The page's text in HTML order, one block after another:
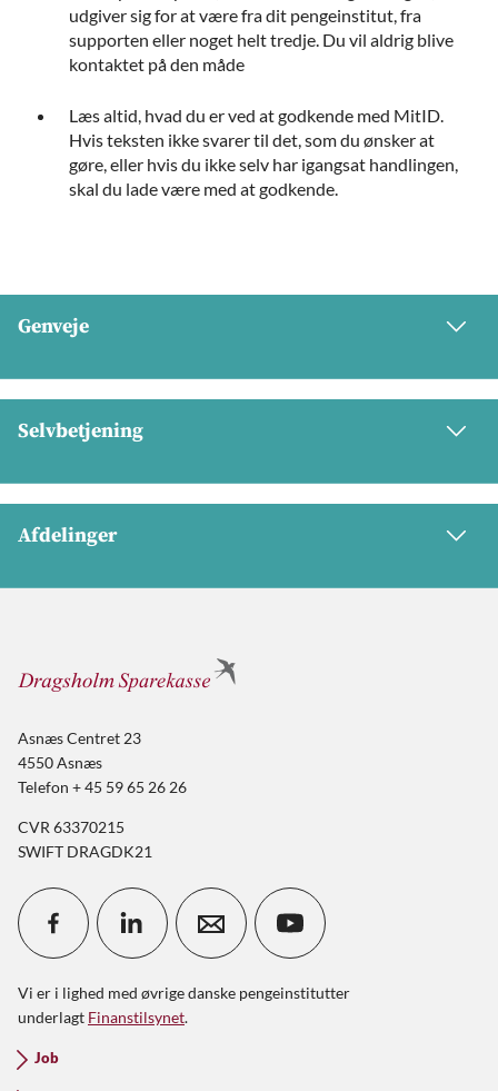
udgiver sig for at være fra dit pengeinstitut, fra
supporten eller noget helt tredje. Du vil aldrig blive
kontaktet på den måde
Læs altid, hvad du er ved at godkende med MitID.
Hvis teksten ikke svarer til det, som du ønsker at
gøre, eller hvis du ikke selv har igangsat handlingen,
skal du lade være med at godkende.
Genveje
Selvbetjening
Afdelinger
Asnæs Centret 23
4550 Asnæs
Telefon + 45 59 65 26 26
CVR 63370215
SWIFT DRAGDK21
Vi er i lighed med øvrige danske pengeinstitutter
underlagt Finanstilsynet.
Job